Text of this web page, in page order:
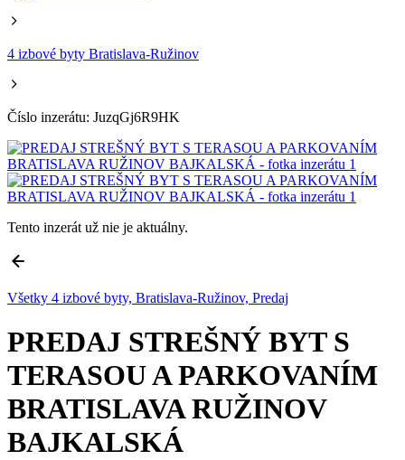
4 izbové byty Bratislava-Ružinov
Číslo inzerátu: JuzqGj6R9HK
Tento inzerát už nie je aktuálny.
Všetky 4 izbové byty, Bratislava-Ružinov, Predaj
PREDAJ STREŠNÝ BYT S
TERASOU A PARKOVANÍM
BRATISLAVA RUŽINOV
BAJKALSKÁ